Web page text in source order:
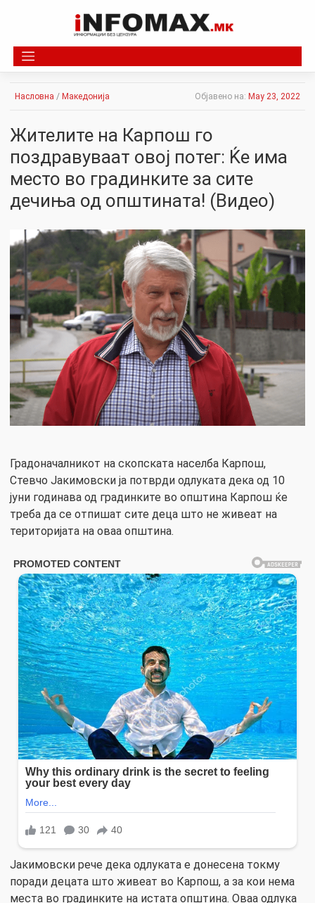
Насловна / Македонија Објавено на: May 23, 2022
Жителите на Карпош го
поздравуваат овој потег: Ќе има
место во градинките за сите
дечиња од општината! (Видео)
Градоначалникот на скопската населба Карпош,
Стевчо Јакимовски ја потврди одлуката дека од 10
јуни годинава од градинките во општина Карпош ќе
треба да се отпишат сите деца што не живеат на
територијата на оваа општина.
Јакимовски рече дека одлуката е донесена токму
поради децата што живеат во Карпош, а за кои нема
места во градинките на истата општина. Оваа одлука